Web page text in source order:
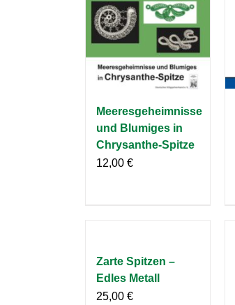
Meeresgeheimnisse
und Blumiges in
Chrysanthe-Spitze
12,00 €
Zarte Spitzen –
Edles Metall
25,00 €